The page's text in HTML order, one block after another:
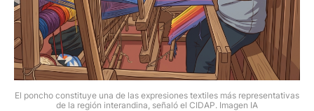
El poncho constituye una de las expresiones textiles más representativas
de la región interandina, señaló el CIDAP. Imagen IA